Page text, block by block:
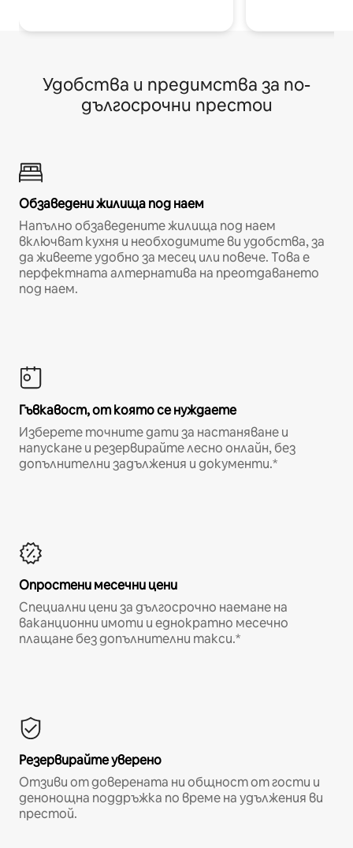
Удобства и предимства за по-
дългосрочни престои
Обзаведени жилища под наем
Напълно обзаведените жилища под наем
включват кухня и необходимите ви удобства, за
да живеете удобно за месец или повече. Това е
перфектната алтернатива на преотдаването
под наем.
Гъвкавост, от която се нуждаете
Изберете точните дати за настаняване и
напускане и резервирайте лесно онлайн, без
допълнителни задължения и документи.*
Опростени месечни цени
Специални цени за дългосрочно наемане на
ваканционни имоти и еднократно месечно
плащане без допълнителни такси.*
Резервирайте уверено
Отзиви от доверената ни общност от гости и
денонощна поддръжка по време на удължения ви
престой.